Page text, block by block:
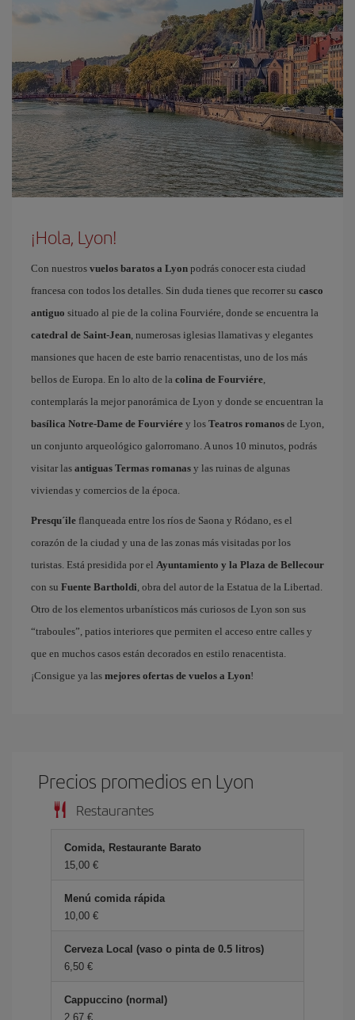
¡Hola, Lyon!
Con nuestros vuelos baratos a Lyon podrás conocer esta ciudad
francesa con todos los detalles. Sin duda tienes que recorrer su casco
antiguo situado al pie de la colina Fourviére, donde se encuentra la
catedral de Saint-Jean, numerosas iglesias llamativas y elegantes
mansiones que hacen de este barrio renacentistas, uno de los más
bellos de Europa. En lo alto de la colina de Fourviére,
contemplarás la mejor panorámica de Lyon y donde se encuentran la
basílica Notre-Dame de Fourviére y los Teatros romanos de Lyon,
un conjunto arqueológico galorromano. A unos 10 minutos, podrás
visitar las antiguas Termas romanas y las ruinas de algunas
viviendas y comercios de la época.
Presqu´ile flanqueada entre los ríos de Saona y Ródano, es el
corazón de la ciudad y una de las zonas más visitadas por los
turistas. Está presidida por el Ayuntamiento y la Plaza de Bellecour
con su Fuente Bartholdi, obra del autor de la Estatua de la Libertad.
Otro de los elementos urbanísticos más curiosos de Lyon son sus
“traboules”, patios interiores que permiten el acceso entre calles y
que en muchos casos están decorados en estilo renacentista.
¡Consigue ya las mejores ofertas de vuelos a Lyon!
Precios promedios en Lyon
Restaurantes
Comida, Restaurante Barato
15,00 €
Menú comida rápida
10,00 €
Cerveza Local (vaso o pinta de 0.5 litros)
6,50 €
Cappuccino (normal)
2,67 €